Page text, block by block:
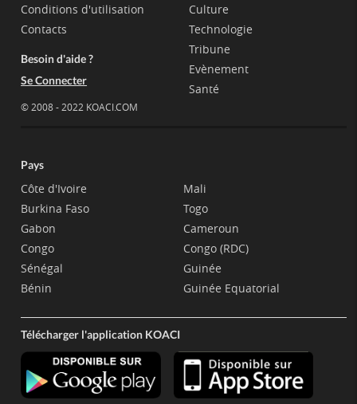
Conditions d'utilisation
Contacts
Besoin d'aide ?
Se Connecter
© 2008 - 2022 KOACI.COM
Culture
Technologie
Tribune
Evènement
Santé
Pays
Côte d'Ivoire
Burkina Faso
Gabon
Congo
Sénégal
Bénin
Mali
Togo
Cameroun
Congo (RDC)
Guinée
Guinée Equatorial
Télécharger l'application KOACI